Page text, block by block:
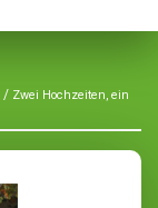
/ Zwei Hochzeiten, ein